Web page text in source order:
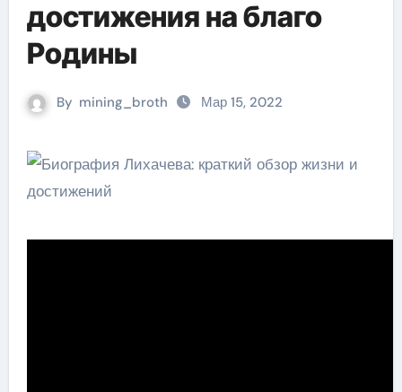
достижения на благо
Родины
By mining_broth Мар 15, 2022